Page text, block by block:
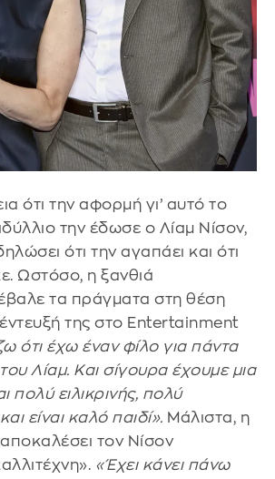
ότι την αφορμή γι’ αυτό το
την έδωσε ο Λίαμ Νίσον,
ότι την αγαπάει και ότι
Ωστόσο, η ξανθιά
τα πράγματα στη θέση
της στο Entertainment
ότι έχω έναν φίλο για πάντα
Λίαμ. Και σίγουρα έχουμε μια
πολύ ειλικρινής, πολύ
είναι καλό παιδί». Μάλιστα, η
τον Νίσον
«Έχει κάνει πάνω